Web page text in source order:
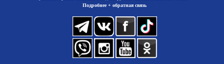
Подробнее + обратная связь